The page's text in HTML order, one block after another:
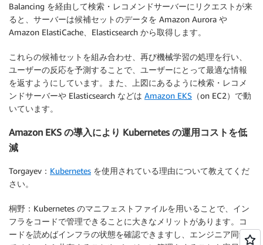
Balancing を経由して検索・レコメンドサーバーにリクエストが来
ると、サーバーは候補セットのデータを Amazon Aurora や
Amazon ElastiCache、Elasticsearch から取得します。
これらの候補セットを組み合わせ、再び機械学習の処理を行い、
ユーザーの反応を予測することで、ユーザーにとって最適な情報
を返すようにしています。また、上図にあるように検索・レコメ
ンドサーバーや Elasticsearch などは Amazon EKS （on EC2）で動
いています。
Amazon EKS の導入により Kubernetes の運用コストを低
減
Torgayev： Kubernetes を使用されている理由について教えてくだ
さい。
桐野：Kubernetes のマニフェストファイルを用いることで、イン
フラをコードで管理できることに大きなメリットがあります。コ
ードを読めばインフラの状態を確認できますし、エンジニア同士